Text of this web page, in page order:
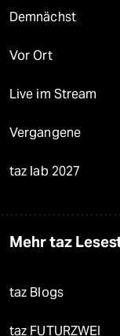
Demnächst
Vor Ort
Live im Stream
Vergangene
taz lab 2027
Mehr taz
taz Blogs
taz FUTURZWEI